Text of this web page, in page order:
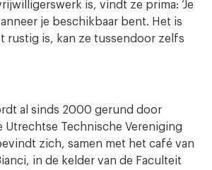
is, vindt ze prima: ‘Je
je beschikbaar bent. Het is
rustig is, kan ze tussendoor zelfs
al sinds 2000 gerund door
Utrechtse Technische Vereniging
zich, samen met het café van
in de kelder van de Faculteit